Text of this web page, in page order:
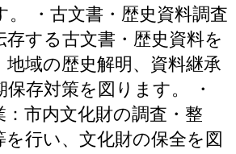
。 ・古文書・歴史資料調査
存する古文書・歴史資料を
地域の歴史解明、資料継承
存対策を図ります。 ・
：市内文化財の調査・整
を行い、文化財の保全を図